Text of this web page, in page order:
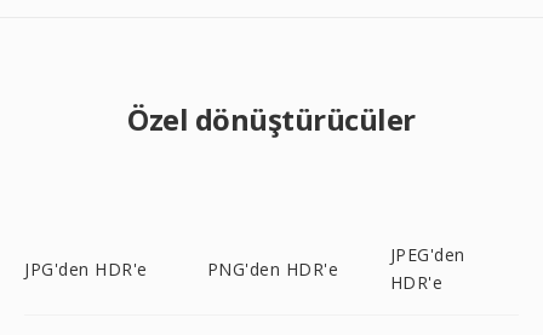
Özel dönüştürücüler
JPG'den HDR'e PNG'den HDR'e
JPEG'den
HDR'e